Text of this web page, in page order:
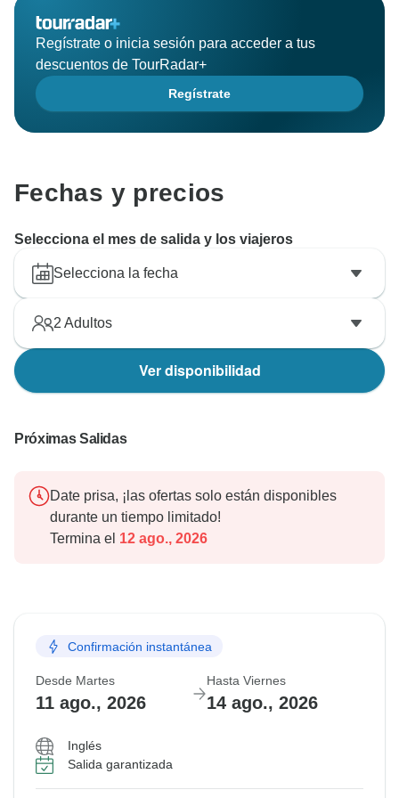
Regístrate o inicia sesión para acceder a tus
descuentos de TourRadar+
Regístrate
Fechas y precios
Selecciona el mes de salida y los viajeros
Selecciona la fecha
2 Adultos
Ver disponibilidad
Próximas Salidas
Date prisa, ¡las ofertas solo están disponibles
durante un tiempo limitado!
Termina el 12 ago., 2026
Confirmación instantánea
Desde Martes
11 ago., 2026
Hasta Viernes
14 ago., 2026
Inglés
Salida garantizada